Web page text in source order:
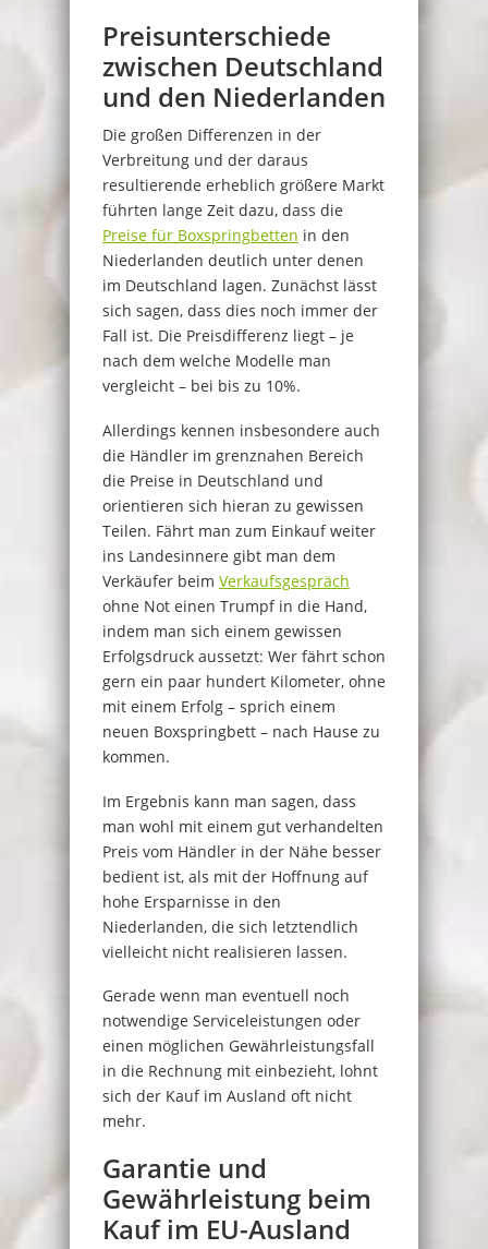
Preisunterschiede
zwischen Deutschland
und den Niederlanden
Die großen Differenzen in der
Verbreitung und der daraus
resultierende erheblich größere Markt
führten lange Zeit dazu, dass die
Preise für Boxspringbetten in den
Niederlanden deutlich unter denen
im Deutschland lagen. Zunächst lässt
sich sagen, dass dies noch immer der
Fall ist. Die Preisdifferenz liegt – je
nach dem welche Modelle man
vergleicht – bei bis zu 10%.
Allerdings kennen insbesondere auch
die Händler im grenznahen Bereich
die Preise in Deutschland und
orientieren sich hieran zu gewissen
Teilen. Fährt man zum Einkauf weiter
ins Landesinnere gibt man dem
Verkäufer beim Verkaufsgespräch
ohne Not einen Trumpf in die Hand,
indem man sich einem gewissen
Erfolgsdruck aussetzt: Wer fährt schon
gern ein paar hundert Kilometer, ohne
mit einem Erfolg – sprich einem
neuen Boxspringbett – nach Hause zu
kommen.
Im Ergebnis kann man sagen, dass
man wohl mit einem gut verhandelten
Preis vom Händler in der Nähe besser
bedient ist, als mit der Hoffnung auf
hohe Ersparnisse in den
Niederlanden, die sich letztendlich
vielleicht nicht realisieren lassen.
Gerade wenn man eventuell noch
notwendige Serviceleistungen oder
einen möglichen Gewährleistungsfall
in die Rechnung mit einbezieht, lohnt
sich der Kauf im Ausland oft nicht
mehr.
Garantie und
Gewährleistung beim
Kauf im EU-Ausland